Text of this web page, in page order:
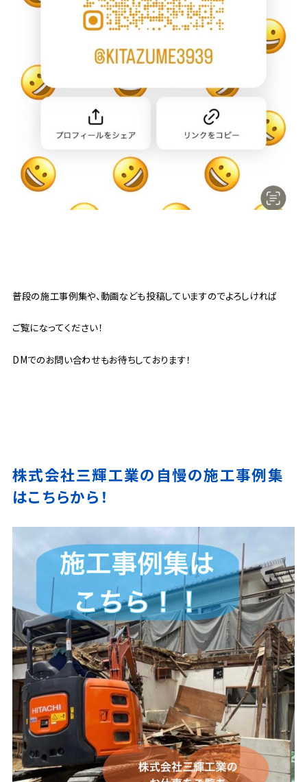
普段の施工事例集や、動画なども投稿していますのでよろしければ
ご覧になってください！
DMでのお問い合わせもお待ちしております！
株式会社三輝工業の自慢の施工事例集
はこちらから！